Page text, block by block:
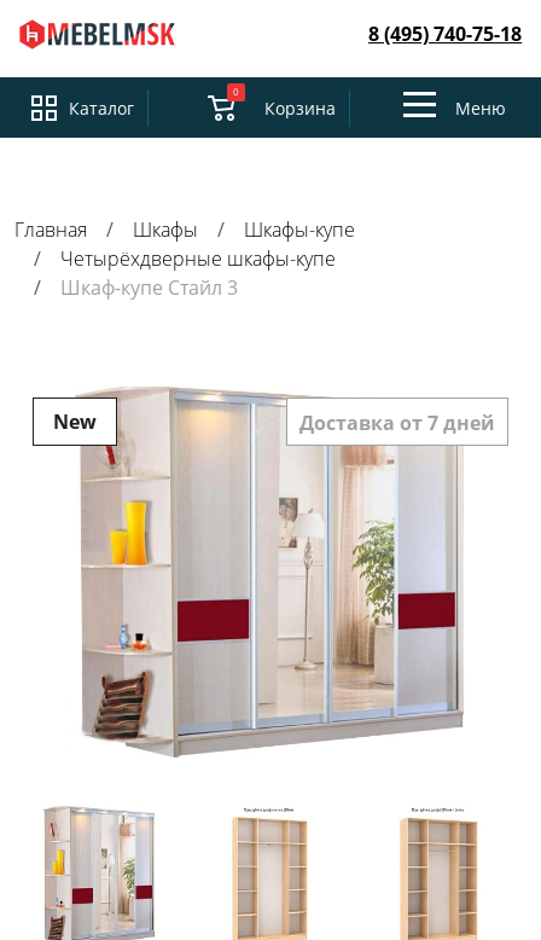
8 (495) 740-75-18
Каталог
0
Корзина
ToggleМеню
Главная Шкафы
Шкафы-купе
Четырёхдверные шкафы-купе
Шкаф-купе Стайл 3
New Доставка от 7 дней